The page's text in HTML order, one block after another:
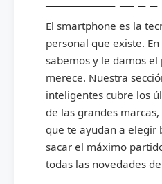
El smartphone es la
personal que existe. En
sabemos y le damos
merece. Nuestra
inteligentes cubre los
de las grandes
que te ayudan a elegir
sacar el máximo
todas las novedades